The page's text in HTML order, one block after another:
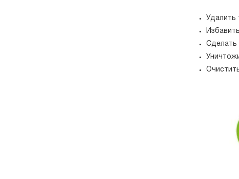
Удалить
Сделать